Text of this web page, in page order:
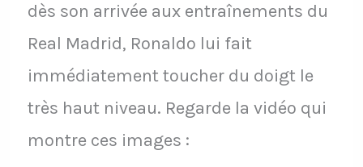
dès son arrivée aux entraînements du
Real Madrid, Ronaldo lui fait
immédiatement toucher du doigt le
très haut niveau. Regarde la vidéo qui
montre ces images :